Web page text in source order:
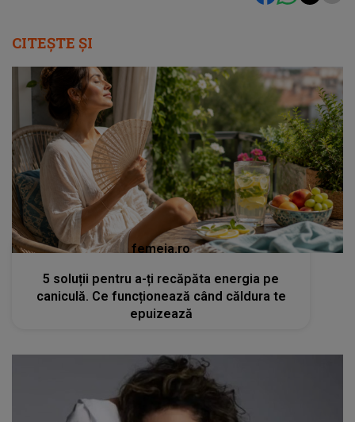
CITEȘTE ȘI
femeia.ro
5 soluții pentru a-ți recăpăta energia pe
caniculă. Ce funcționează când căldura te
epuizează